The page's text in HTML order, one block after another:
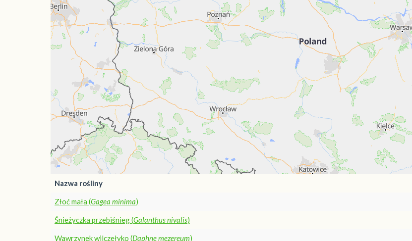
Nazwa rośliny
Złoć mała (Gagea minima)
Śnieżyczka przebiśnieg (Galanthus nivalis)
Wawrzynek wilczełyko (Daphne mezereum)